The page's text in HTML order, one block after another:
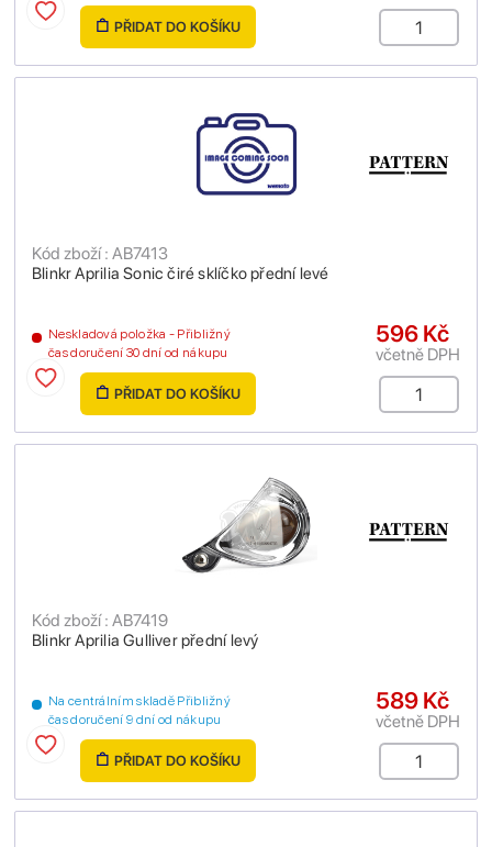
PŘIDAT DO KOŠÍKU
Blinkr Aprilia Sonic čiré sklíčko přední levé
Kód zboží : AB7413
Neskladová položka - Přibližný
čas doručení 30 dní od nákupu
596 Kč
včetně DPH
PŘIDAT DO KOŠÍKU
Blinkr Aprilia Gulliver přední levý
Kód zboží : AB7419
Na centrálním skladě Přibližný
čas doručení 9 dní od nákupu
589 Kč
včetně DPH
PŘIDAT DO KOŠÍKU